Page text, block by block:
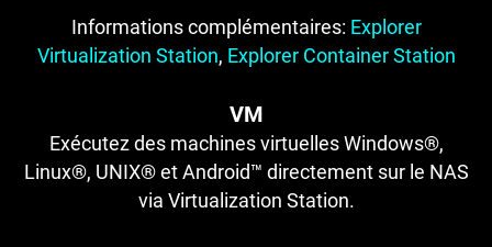
Informations complémentaires: Explorer
Virtualization Station, Explorer Container Station
VM
Exécutez des machines virtuelles Windows®,
Linux®, UNIX® et Android™ directement sur le NAS
via Virtualization Station.